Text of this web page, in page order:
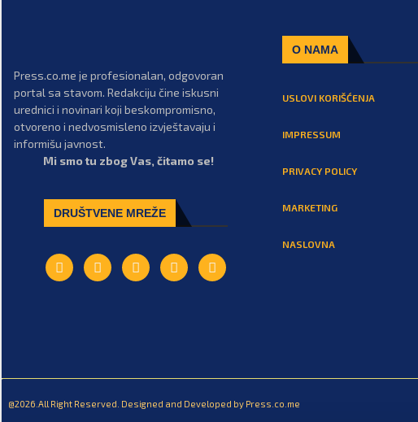
Press.co.me je profesionalan, odgovoran
portal sa stavom. Redakciju čine iskusni
urednici i novinari koji beskompromisno,
otvoreno i nedvosmisleno izvještavaju i
informišu javnost.
Mi smo tu zbog Vas, čitamo se!
DRUŠTVENE MREŽE
O NAMA
USLOVI KORIŠĆENJA
IMPRESSUM
PRIVACY POLICY
MARKETING
NASLOVNA
@2026.All Right Reserved. Designed and Developed by Press.co.me